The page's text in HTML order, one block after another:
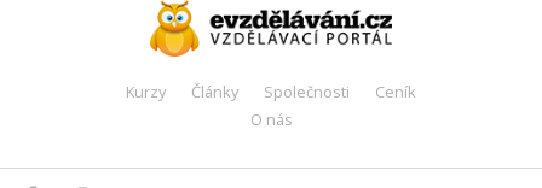
Kurzy Články Společnosti
Ceník
O nás